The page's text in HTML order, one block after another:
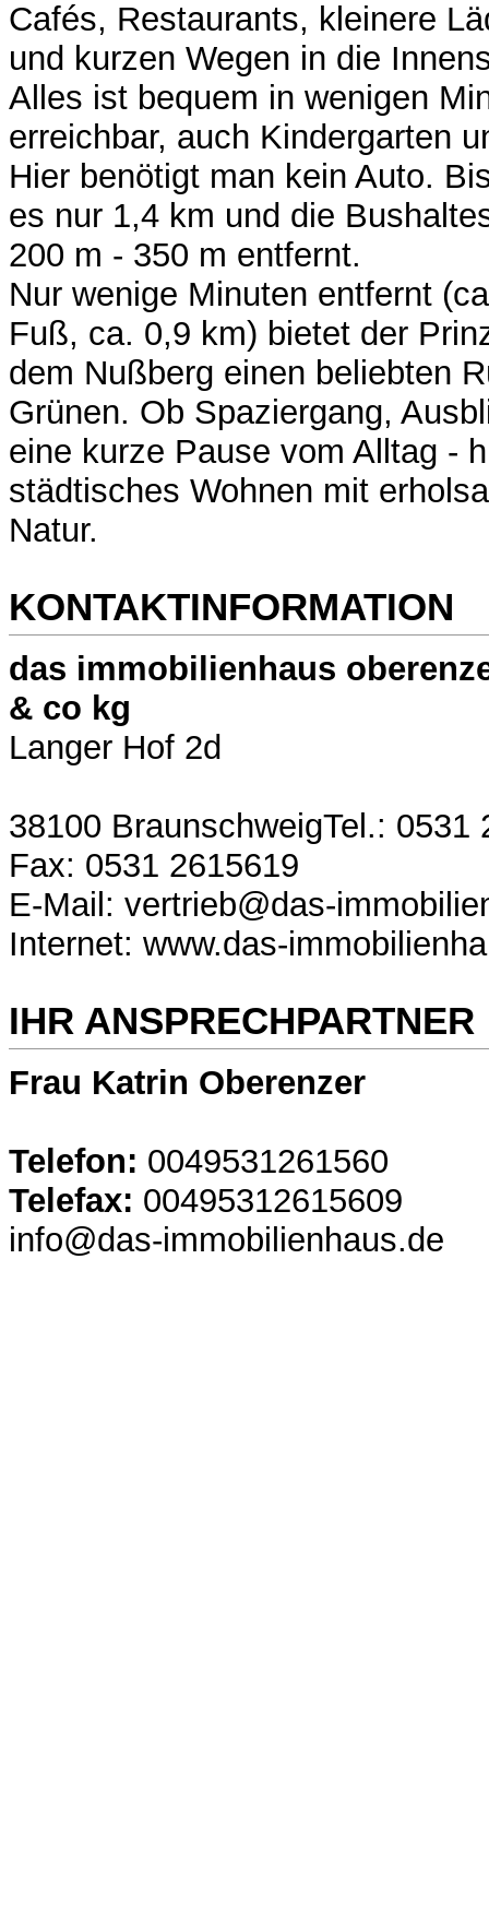
Cafés, Restaurants, kleinere
und kurzen Wegen in die
Alles ist bequem in wenigen
erreichbar, auch Kindergarten
Hier benötigt man kein Auto.
es nur 1,4 km und die
200 m - 350 m entfernt.
Nur wenige Minuten entfernt
Fuß, ca. 0,9 km) bietet der
dem Nußberg einen beliebten
Grünen. Ob Spaziergang,
eine kurze Pause vom Alltag -
städtisches Wohnen mit
Natur.
KONTAKTINFORMATION
das immobilienhaus
& co kg
Langer Hof 2d
38100 BraunschweigTel.: 0531
Fax: 0531 2615619
E-Mail: vertrieb@das-
Internet: www.das-
IHR ANSPRECHPARTNER
Frau Katrin Oberenzer
Telefon: 0049531261560
Telefax: 00495312615609
info@das-immobilienhaus.de